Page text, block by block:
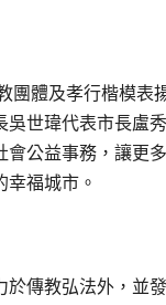
團體及孝行楷模表
世瑋代表市長盧
公益事務，讓更
幸福城市。
傳教弘法外，並